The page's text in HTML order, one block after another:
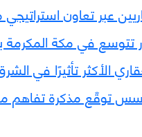
عبر تعاون
تتوسع في مكة
الأكثر تأثيرًا في الشرق